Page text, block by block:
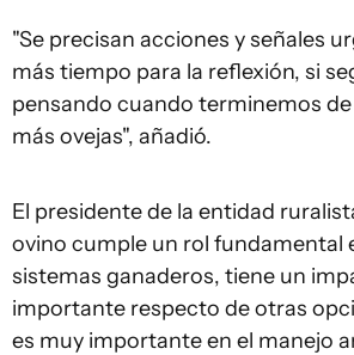
"Se precisan acciones y señales
más tiempo para la reflexión, si
pensando cuando terminemos
más ovejas", añadió.
El presidente de la entidad
ovino cumple un rol fundamental
sistemas ganaderos, tiene un
importante respecto de otras
es muy importante en el manejo